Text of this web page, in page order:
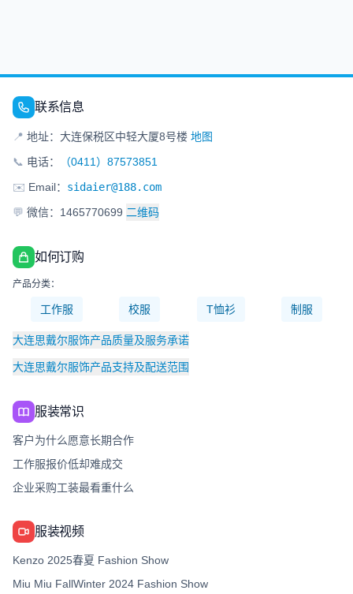
联系信息
📍 地址：大连保税区中轻大厦8号楼 地图
📞 电话：
（0411）87573851
✉️ Email： sidaier@188.com
💬 微信：1465770699 二维码
如何订购
产品分类：
工作服 校服 T恤衫 制服
大连思戴尔服饰产品质量及服务承诺
大连思戴尔服饰产品支持及配送范围
服装常识
客户为什么愿意长期合作
工作服报价低却难成交
企业采购工装最看重什么
服装视频
Kenzo 2025春夏 Fashion Show
Miu Miu FallWinter 2024 Fashion Show